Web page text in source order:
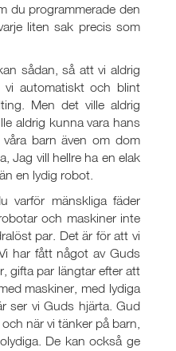
du programmerade den
liten sak precis som
sådan, så att vi aldrig
automatiskt och blint
Men det ville aldrig
aldrig kunna vara hans
barn även om dom
Jag vill hellre ha en elak
en lydig robot.
varför mänskliga fäder
och maskiner inte
par. Det är för att vi
har fått något av Guds
gifta par längtar efter att
maskiner, med lydiga
ser vi Guds hjärta. Gud
när vi tänker på barn,
De kan också ge